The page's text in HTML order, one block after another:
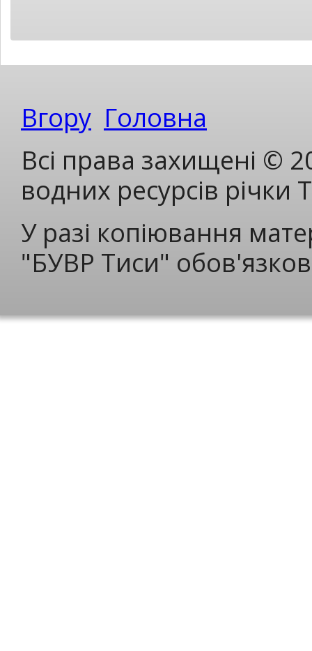
Вгору Головна
Всі права захищені ©
водних ресурсів річки
У разі копіювання
"БУВР Тиси"